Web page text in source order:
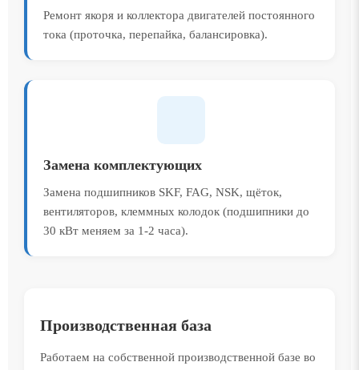
Ремонт якоря и коллектора двигателей постоянного
тока (проточка, перепайка, балансировка).
Замена комплектующих
Замена подшипников SKF, FAG, NSK, щёток,
вентиляторов, клеммных колодок (подшипники до
30 кВт меняем за 1-2 часа).
Производственная база
Работаем на собственной производственной базе во